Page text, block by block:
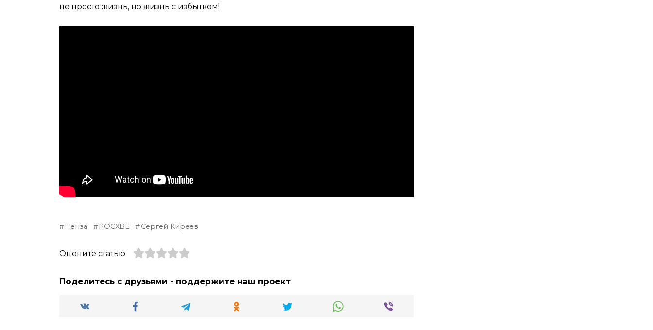
не просто жизнь, но жизнь с избытком!
Пенза РОСХВЕ Сергей Киреев
Оцените статью
Поделитесь с друзьями - поддержите наш проект